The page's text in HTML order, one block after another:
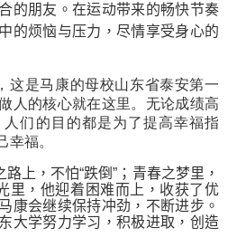
的朋友。在运动带来的畅快节奏
的烦恼与压力，尽情享受身心的
这是马康的母校山东省泰安第一
人的核心就在这里。无论成绩高
们的目的都是为了提高幸福指
幸福。
上，不怕“跌倒”；青春之梦里，
里，他迎着困难而上，收获了优
康会继续保持冲劲，不断进步。
大学努力学习，积极进取，创 造